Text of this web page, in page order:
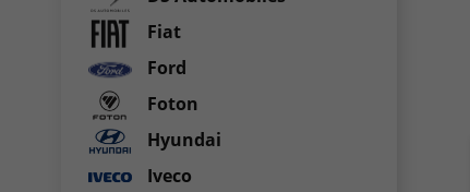
Fiat
Ford
Foton
Hyundai
Iveco